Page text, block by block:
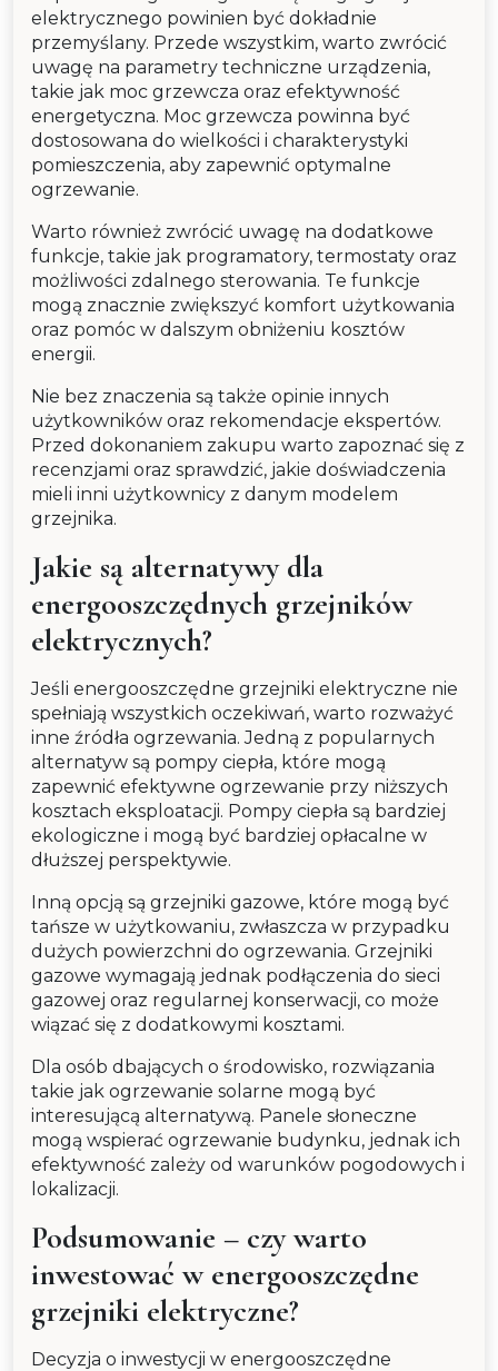
elektrycznego powinien być dokładnie
przemyślany. Przede wszystkim, warto zwrócić
uwagę na parametry techniczne urządzenia,
takie jak moc grzewcza oraz efektywność
energetyczna. Moc grzewcza powinna być
dostosowana do wielkości i charakterystyki
pomieszczenia, aby zapewnić optymalne
ogrzewanie.
Warto również zwrócić uwagę na dodatkowe
funkcje, takie jak programatory, termostaty oraz
możliwości zdalnego sterowania. Te funkcje
mogą znacznie zwiększyć komfort użytkowania
oraz pomóc w dalszym obniżeniu kosztów
energii.
Nie bez znaczenia są także opinie innych
użytkowników oraz rekomendacje ekspertów.
Przed dokonaniem zakupu warto zapoznać się z
recenzjami oraz sprawdzić, jakie doświadczenia
mieli inni użytkownicy z danym modelem
grzejnika.
Jakie są alternatywy dla
energooszczędnych grzejników
elektrycznych?
Jeśli energooszczędne grzejniki elektryczne nie
spełniają wszystkich oczekiwań, warto rozważyć
inne źródła ogrzewania. Jedną z popularnych
alternatyw są pompy ciepła, które mogą
zapewnić efektywne ogrzewanie przy niższych
kosztach eksploatacji. Pompy ciepła są bardziej
ekologiczne i mogą być bardziej opłacalne w
dłuższej perspektywie.
Inną opcją są grzejniki gazowe, które mogą być
tańsze w użytkowaniu, zwłaszcza w przypadku
dużych powierzchni do ogrzewania. Grzejniki
gazowe wymagają jednak podłączenia do sieci
gazowej oraz regularnej konserwacji, co może
wiązać się z dodatkowymi kosztami.
Dla osób dbających o środowisko, rozwiązania
takie jak ogrzewanie solarne mogą być
interesującą alternatywą. Panele słoneczne
mogą wspierać ogrzewanie budynku, jednak ich
efektywność zależy od warunków pogodowych i
lokalizacji.
Podsumowanie – czy warto
inwestować w energooszczędne
grzejniki elektryczne?
Decyzja o inwestycji w energooszczędne